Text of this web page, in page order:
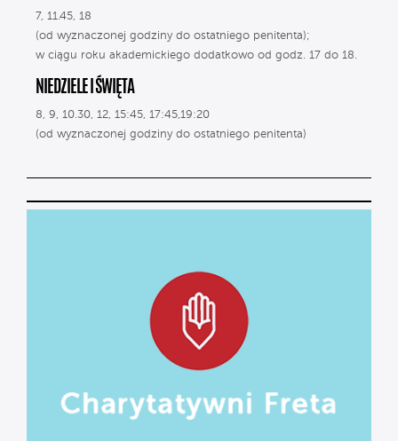
7, 11.45, 18
(od wyznaczonej godziny do ostatniego penitenta);
w ciągu roku akademickiego dodatkowo od godz. 17 do 18.
NIEDZIELE I ŚWIĘTA
8, 9, 10.30, 12, 15:45, 17:45,19:20
(od wyznaczonej godziny do ostatniego penitenta)